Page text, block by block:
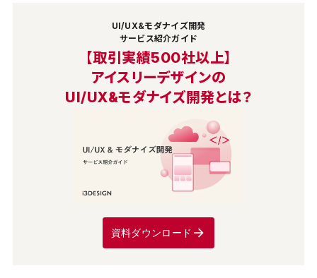
UI/UX&モダナイズ開発
サービス紹介ガイド
【取引実績500社以上】
アイスリーデザインの
UI/UX&モダナイズ開発とは？
資料ダウンロード